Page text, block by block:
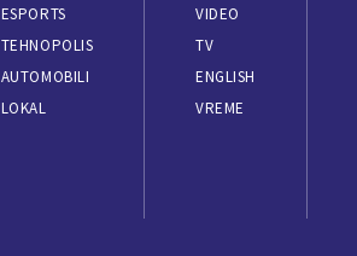
ESPORTS
TEHNOPOLIS
AUTOMOBILI
LOKAL
VIDEO
TV
ENGLISH
VREME